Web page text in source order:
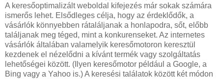
A keresőoptimalizált weboldal kifejezés már sokak számára
ismerős lehet. Elsődleges célja, hogy az érdeklődők, a
vásárlók könnyebben rátaláljanak a honlapodra, sőt, előbb
találjanak meg téged, mint a konkurenseket. Az internetes
vásárlók általában valamelyik keresőmotoron keresztül
kezdenek el nézelődni a kívánt termék vagy szolgáltatás
lehetőségei között. (Ilyen keresőmotor például a Google, a
Bing vagy a Yahoo is.) A keresési találatok között két módon